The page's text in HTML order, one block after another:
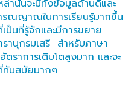
านั้นจะมีทั้งข้อมูลด้านดีและ
รณญาณในการเรียนรู้มากขึ้น
ป็นที่รู้จักและมีการขยาย
านุกรมเสรี สำหรับภาษา
ราการเติบโตสูงมาก และจะ
นสมัยมากๆ